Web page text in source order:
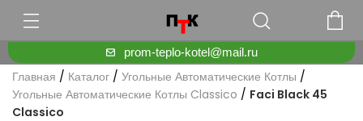
prom-teplo-kotel@mail.ru
Главная / Каталог / Угольные Автоматические Котлы /
Угольные Автоматические Котлы Classico / Faci Black 45
Classico